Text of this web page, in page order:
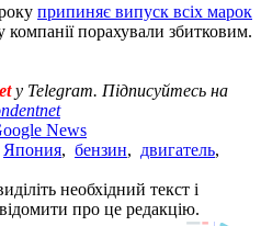
припиняє випуск всіх марок
порахували збитковим.
у Telegram. Підписуйтесь на
News
Япония, бензин, двигатель,
необхідний текст і
про це редакцію.